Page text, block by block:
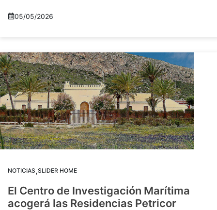
05/05/2026
NOTICIAS,SLIDER HOME
El Centro de Investigación Marítima
acogerá las Residencias Petricor